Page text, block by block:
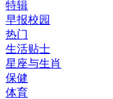
特辑
早报校园
热门
生活贴士
星座与生肖
保健
体育